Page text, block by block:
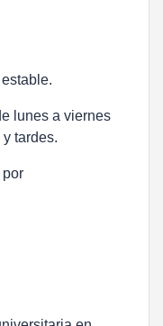
lunes a viernes
tardes.
por